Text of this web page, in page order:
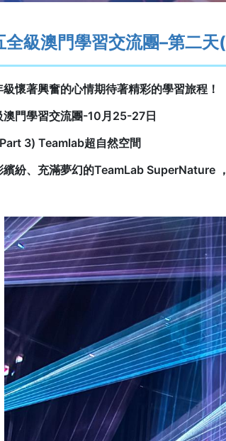
全級澳門學習交流團–第二
懷著興奮的心情期待著精彩的學習旅程！
澳門學習交流團-10月25-27日
3) Teamlab超自然空間
繽紛、充滿夢幻的TeamLab SuperNature